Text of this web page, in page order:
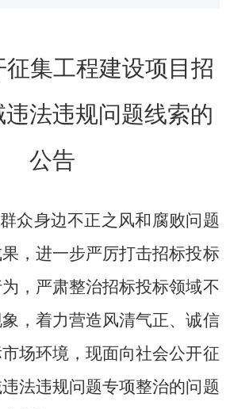
征集工程建设项目招
法违规问题线索的
公告
众身边不正之风和腐败问题
，进一步严厉打击招标投标
，严肃整治招标投标领域不
，着力营造风清气正、诚信
场环境，现面向社会公开征
法违规问题专项整治的问题